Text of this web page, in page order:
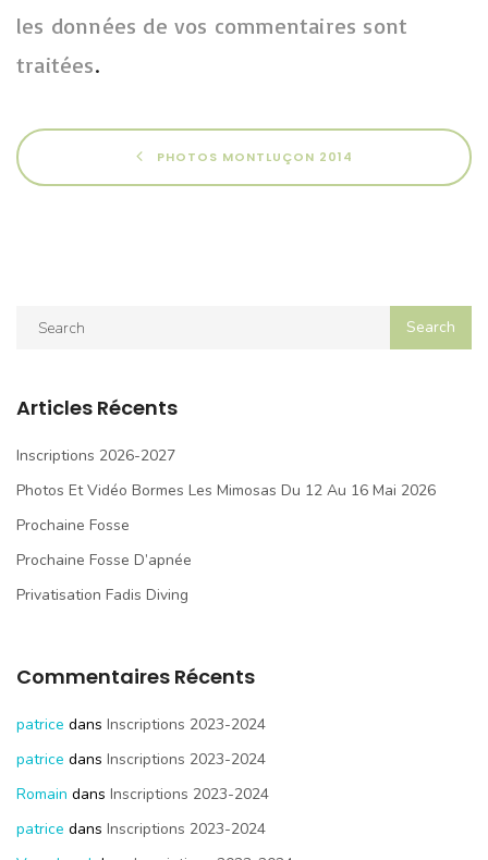
les données de vos commentaires sont
traitées.
PHOTOS MONTLUÇON 2014
Articles Récents
Inscriptions 2026-2027
Photos Et Vidéo Bormes Les Mimosas Du 12 Au 16 Mai 2026
Prochaine Fosse
Prochaine Fosse D’apnée
Privatisation Fadis Diving
Commentaires Récents
patrice dans Inscriptions 2023-2024
patrice dans Inscriptions 2023-2024
Romain dans Inscriptions 2023-2024
patrice dans Inscriptions 2023-2024